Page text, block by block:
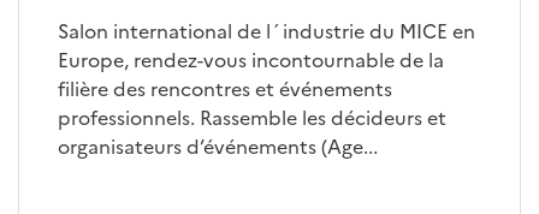
Salon international de l´industrie du MICE en
Europe, rendez-vous incontournable de la
filière des rencontres et événements
professionnels. Rassemble les décideurs et
organisateurs d’événements (Age...